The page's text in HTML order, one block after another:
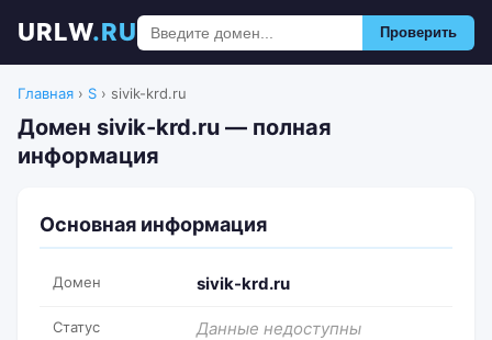
URLW.RU Проверить
Главная › S › sivik-krd.ru
Домен sivik-krd.ru — полная
информация
Основная информация
Домен sivik-krd.ru
Статус Данные недоступны